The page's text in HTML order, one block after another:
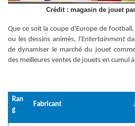
Crédit : magasin de jouet
Que ce soit la coupe d'Europe de football, les grandes sorties cinéma
ou les dessins animés, l'Entertainment
de dynamiser le marché du jouet
des meilleures ventes de jouets en cumul
Ran
g
Fabricant